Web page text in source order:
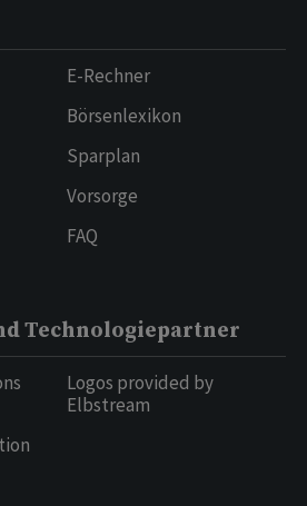
E-Rechner
Börsenlexikon
Sparplan
Vorsorge
FAQ
Technologiepartner
Logos provided by
Elbstream